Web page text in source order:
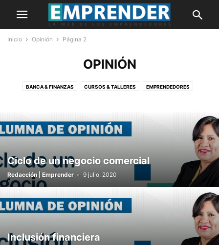
Inicio Opinión Página 2
OPINIÓN
BANCA & FINANZAS CURSOS & TALLERES EMPRENDEDORES
Ciclo de un negocio comercial
Redacción | Emprender - 9 julio, 2020
Inclusión financiera